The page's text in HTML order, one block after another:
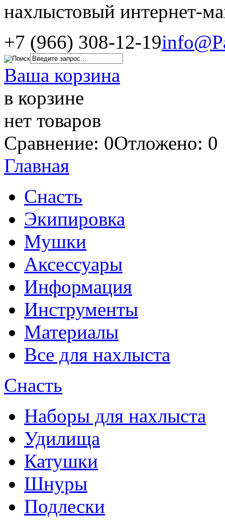
нахлыстовый интернет-
+7 (966) 308-12-19
Ваша корзина
в корзине
нет товаров
Сравнение: 0Отложено: 0
Главная
Снасть
Экипировка
Мушки
Аксессуары
Информация
Инструменты
Материалы
Все для нахлыста
Снасть
Наборы для нахлыста
Удилища
Катушки
Шнуры
Подлески